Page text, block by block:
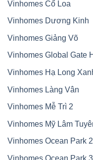
Vinhomes Cổ Loa
Vinhomes Dương Kinh
Vinhomes Giảng Võ
Vinhomes Global Gate
Vinhomes Hạ Long
Vinhomes Làng Vân
Vinhomes Mễ Trì 2
Vinhomes Mỹ Lâm
Vinhomes Ocean Park 2
Vinhomes Ocean Park 3